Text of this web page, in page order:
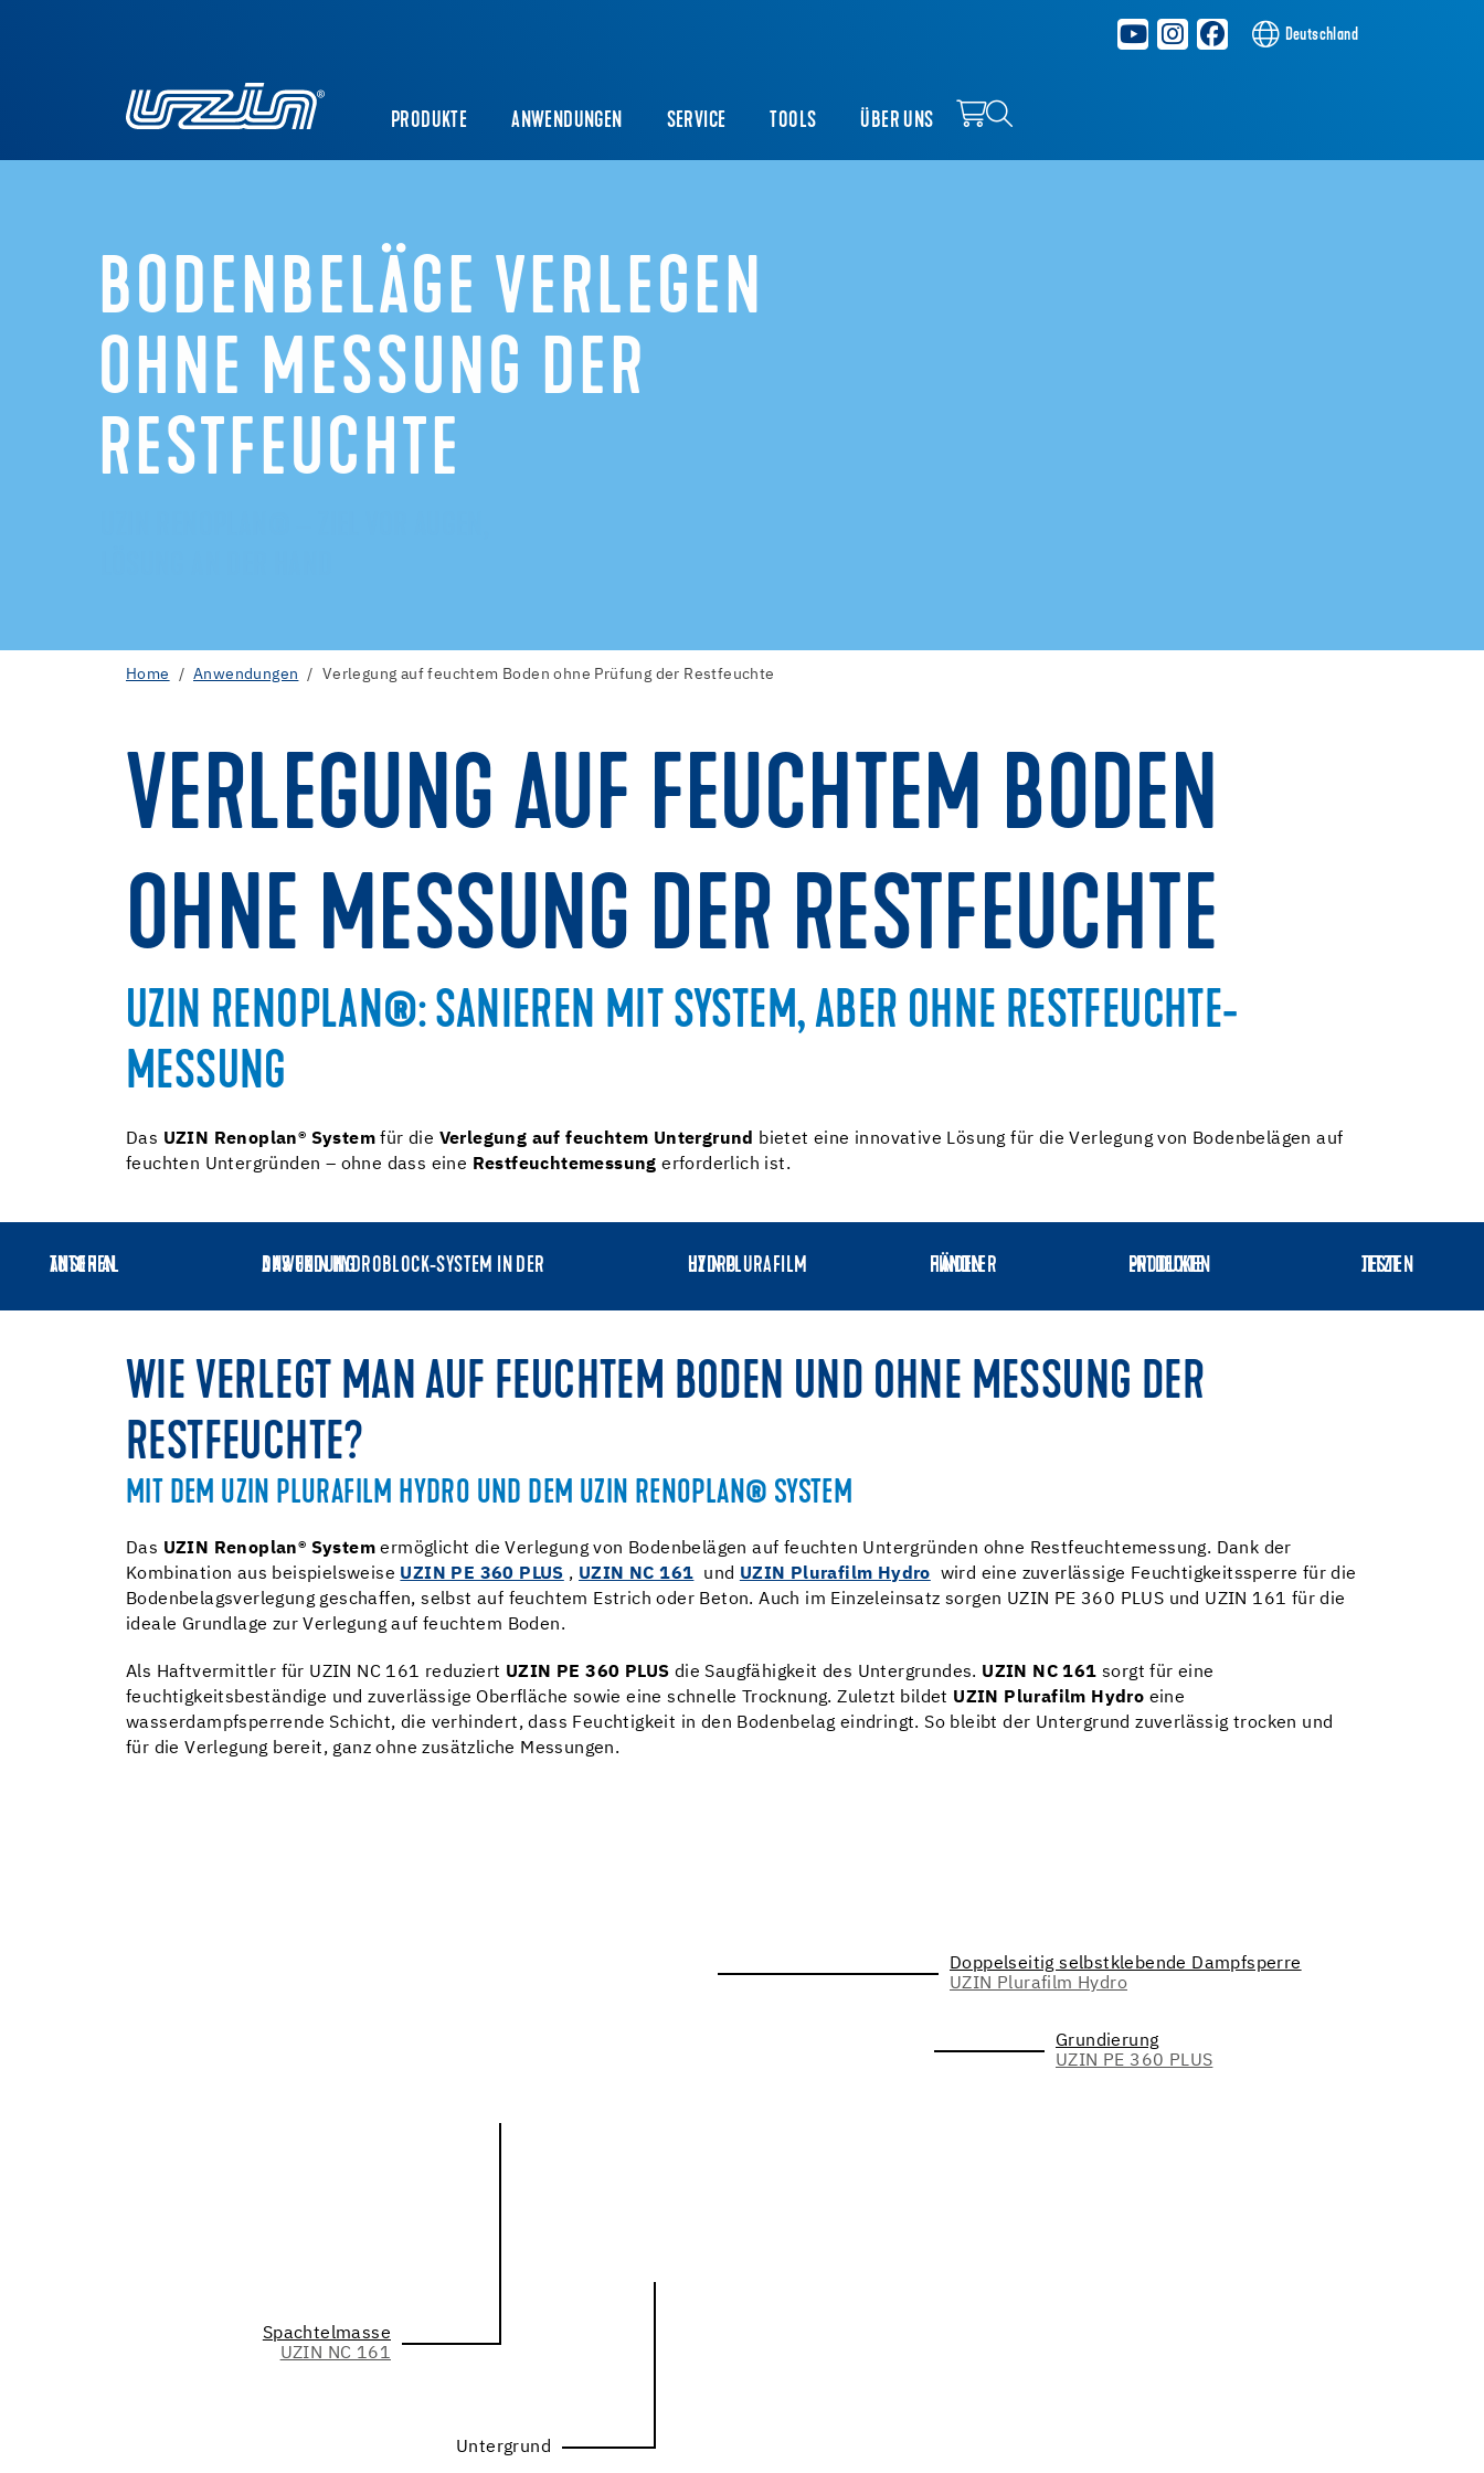
Deutschland
PRODUKTE ANWENDUNGEN SERVICE TOOLS ÜBER UNS
BODENBELÄGE VERLEGEN
OHNE MESSUNG DER
RESTFEUCHTE
Home Anwendungen Verlegung auf feuchtem Boden ohne Prüfung der Restfeuchte
VERLEGUNG AUF FEUCHTEM BODEN
OHNE MESSUNG DER RESTFEUCHTE
UZIN RENOPLAN®: SANIEREN MIT SYSTEM, ABER OHNE RESTFEUCHTE-
MESSUNG
Das UZIN Renoplan® System für die Verlegung auf feuchtem Untergrund
bietet eine innovative Lösung für die Verlegung von Bodenbelägen auf
feuchten Untergründen – ohne dass eine Restfeuchtemessung erforderlich ist.
TUTORIAL ANSEHEN DAS UZIN HYDROBLOCK-SYSTEM IN DER ANWENDUNG UZIN PLURAFILM HYDRO HÄNDLER FINDEN PRODUKTE ENTDECKEN JETZT TESTEN
WIE VERLEGT MAN AUF FEUCHTEM BODEN UND OHNE MESSUNG DER
RESTFEUCHTE?
MIT DEM UZIN PLURAFILM HYDRO UND DEM UZIN RENOPLAN® SYSTEM
Das UZIN Renoplan® System ermöglicht die Verlegung von Bodenbelägen auf feuchten Untergründen ohne Restfeuchtemessung. Dank der
Kombination aus beispielsweise UZIN PE 360 PLUS , UZIN NC 161 und UZIN Plurafilm Hydro wird eine zuverlässige Feuchtigkeitssperre für die
Bodenbelagsverlegung geschaffen, selbst auf feuchtem Estrich oder Beton. Auch im Einzeleinsatz sorgen UZIN PE 360 PLUS und UZIN 161 für die
ideale Grundlage zur Verlegung auf feuchtem Boden.
Als Haftvermittler für UZIN NC 161 reduziert UZIN PE 360 PLUS die Saugfähigkeit des Untergrundes. UZIN NC 161 sorgt für eine
feuchtigkeitsbeständige und zuverlässige Oberfläche sowie eine schnelle Trocknung. Zuletzt bildet UZIN Plurafilm Hydro eine
wasserdampfsperrende Schicht, die verhindert, dass Feuchtigkeit in den Bodenbelag eindringt. So bleibt der Untergrund zuverlässig trocken und
für die Verlegung bereit, ganz ohne zusätzliche Messungen.
Doppelseitig selbstklebende Dampfsperre
UZIN Plurafilm Hydro
Spachtelmasse
UZIN NC 161
Grundierung
UZIN PE 360 PLUS
Untergrund